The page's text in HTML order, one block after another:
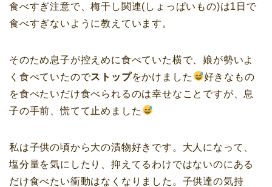
食べすぎ注意で、梅干し関連(しょっぱいもの)は1日で
食べすぎないように教えています。
そのため息子が控えめに食べていた横で、娘が勢いよ
く食べていたのでストップをかけました
好きなもの
を食べたいだけ食べられるのは幸せなことですが、息
子の手前、慌てて止めました
私は子供の頃から大の漬物好きです。大人になって、
塩分量を気にしたり、抑えてるわけではないのにある
だけ食べたい衝動はなくなりました。子供達の気持